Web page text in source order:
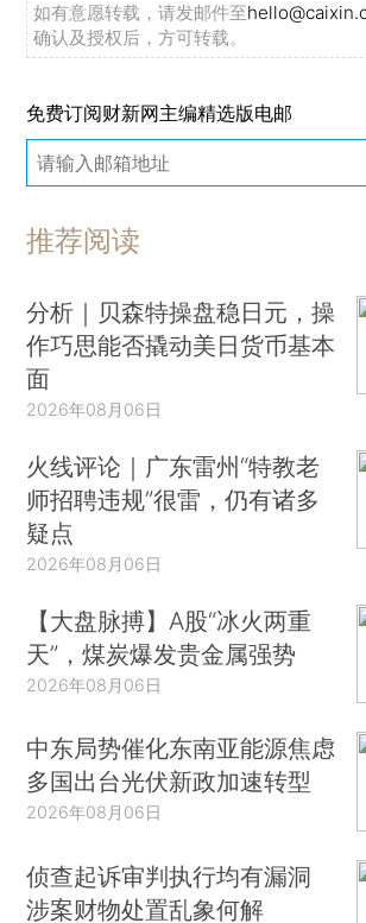
如有意愿转载，请发邮件至
确认及授权后，方可转载。
免费订阅财新网主编精选版电邮
推荐阅读
分析｜贝森特操盘稳日元，操
作巧思能否撬动美日货币基本
面
2026年08月06日
火线评论｜广东雷州“特教老
师招聘违规”很雷，仍有诸多
疑点
2026年08月06日
【大盘脉搏】A股“冰火两重
天”，煤炭爆发贵金属强势
2026年08月06日
中东局势催化东南亚能源焦虑
多国出台光伏新政加速转型
2026年08月06日
侦查起诉审判执行均有漏洞
涉案财物处置乱象何解